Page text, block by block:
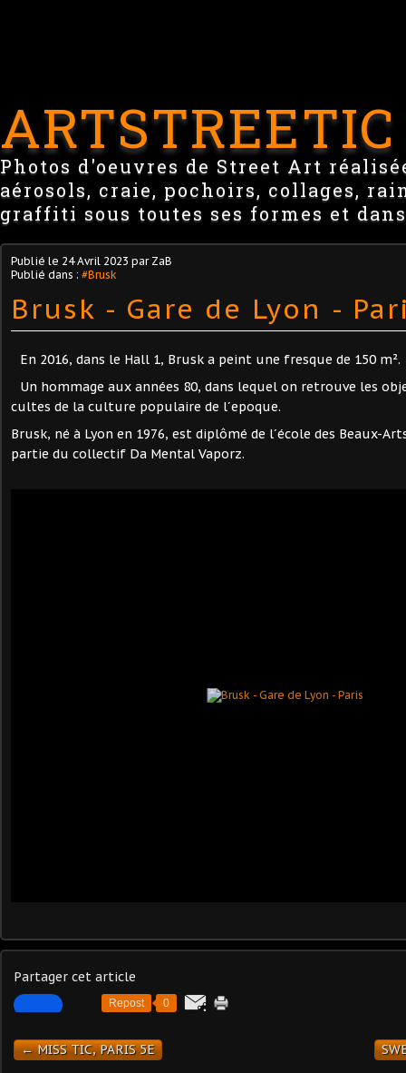
ARTSTREETIC
Photos d'oeuvres de Street Art
aérosols, craie, pochoirs, collages,
graffiti sous toutes ses formes et
Publié le 24 Avril 2023 par ZaB
Publié dans : #Brusk
Brusk - Gare de Lyon -
En 2016, dans le Hall 1, Brusk a peint une fresque de 150 m².
Un hommage aux années 80, dans lequel on retrouve les
cultes de la culture populaire de l´epoque.
Brusk, né à Lyon en 1976, est diplômé de l´école des Beaux-
partie du collectif Da Mental Vaporz.
Partager cet article
Repost 0
← MISS TIC, PARIS 5E